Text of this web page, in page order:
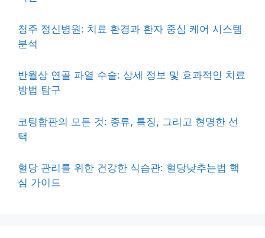
청주 정신병원: 치료 환경과 환자 중심 케어 시스템
분석
반월상 연골 파열 수술: 상세 정보 및 효과적인 치료
방법 탐구
코팅합판의 모든 것: 종류, 특징, 그리고 현명한 선
택
혈당 관리를 위한 건강한 식습관: 혈당낮추는법 핵
심 가이드